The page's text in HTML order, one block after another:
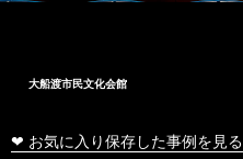
大船渡市民文化会館
❤ お気に入り保存した事例を見る